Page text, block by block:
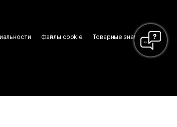
Файлы cookie Товарные знаки